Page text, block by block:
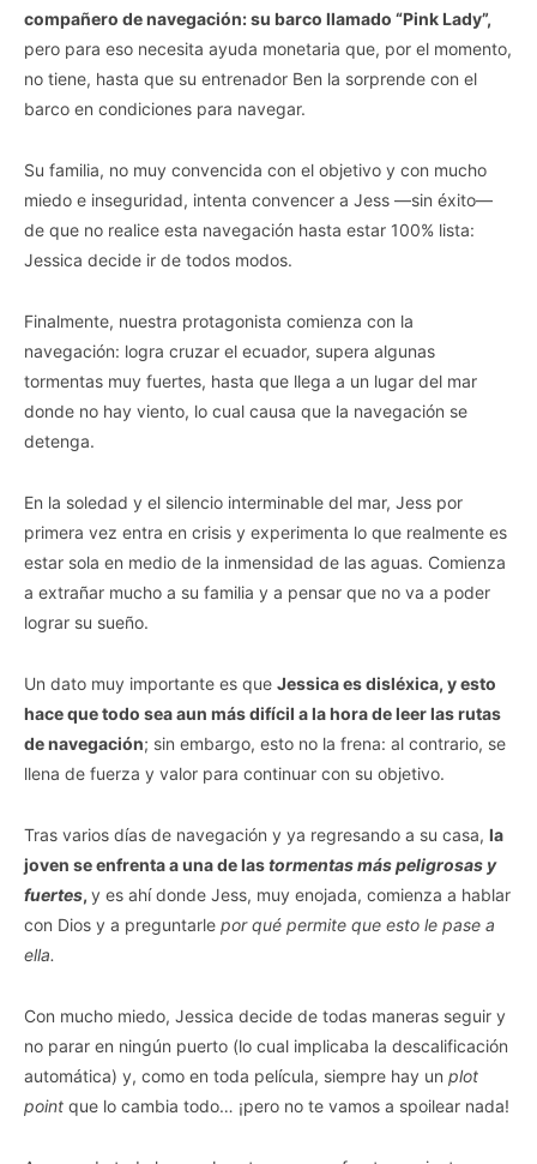
compañero de navegación: su barco llamado “Pink Lady”,
pero para eso necesita ayuda monetaria que, por el momento,
no tiene, hasta que su entrenador Ben la sorprende con el
barco en condiciones para navegar.
Su familia, no muy convencida con el objetivo y con mucho
miedo e inseguridad, intenta convencer a Jess —sin éxito—
de que no realice esta navegación hasta estar 100% lista:
Jessica decide ir de todos modos.
Finalmente, nuestra protagonista comienza con la
navegación: logra cruzar el ecuador, supera algunas
tormentas muy fuertes, hasta que llega a un lugar del mar
donde no hay viento, lo cual causa que la navegación se
detenga.
En la soledad y el silencio interminable del mar, Jess por
primera vez entra en crisis y experimenta lo que realmente es
estar sola en medio de la inmensidad de las aguas. Comienza
a extrañar mucho a su familia y a pensar que no va a poder
lograr su sueño.
Un dato muy importante es que Jessica es disléxica, y esto
hace que todo sea aun más difícil a la hora de leer las rutas
de navegación; sin embargo, esto no la frena: al contrario, se
llena de fuerza y valor para continuar con su objetivo.
Tras varios días de navegación y ya regresando a su casa, la
joven se enfrenta a una de lastormentas más peligrosas y
fuertes, y es ahí donde Jess, muy enojada, comienza a hablar
con Dios y a preguntarle por qué permite que esto le pase a
ella.
Con mucho miedo, Jessica decide de todas maneras seguir y
no parar en ningún puerto (lo cual implicaba la descalificación
automática) y, como en toda película, siempre hay un plot
point que lo cambia todo… ¡pero no te vamos a spoilear nada!